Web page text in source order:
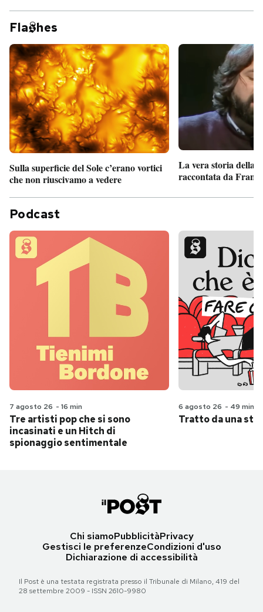
Fla hes
Sulla superficie del Sole c’erano vortici
che non riuscivamo a vedere
La vera storia della
raccontata da
Podcast
7 agosto 26 - 16 min
Tre artisti pop che si sono
incasinati e un Hitch di
spionaggio sentimentale
6 agosto 26 - 49 min
Tratto da una
Chi siamoPubblicitàPrivacy
Gestisci le preferenzeCondizioni d'uso
Dichiarazione di accessibilità
Il Post è una testata registrata presso il Tribunale di Milano, 419 del
28 settembre 2009 - ISSN 2610-9980